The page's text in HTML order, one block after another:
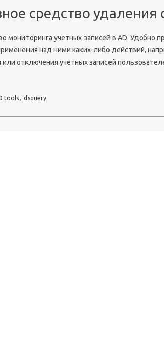
средство удаления
мониторинга учетных записей в AD. Удобно
над ними каких-либо действий,
или отключения учетных записей
tools, dsquery